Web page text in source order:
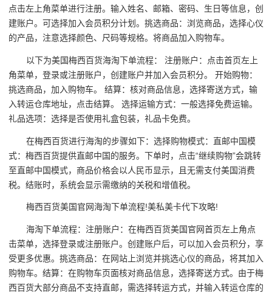
点击左上角菜单进行注册。输入姓名、邮箱、密码、生日等信息，创
建账户。可选择加入会员积分计划。挑选商品：浏览商品，选择心仪
的产品，注意选择颜色、尺码等规格。将商品加入购物车。
以下为美国梅西百货海淘下单流程： 注册账户：点击首页左上
角菜单，登录或注册账户，创建账户并加入会员积分。 开始购物：
挑选商品，加入购物车。 结算：核对商品信息，选择寄送方式，输
入转运仓库地址，点击结算。 选择运输方式：一般选择免费运输。
礼品选项：选择是否使用礼盒包装，礼品卡免费。
在梅西百货进行海淘的步骤如下：选择购物模式：直邮中国模
式：梅西百货提供直邮中国的服务。下单时，点击“继续购物”会跳转
至直邮中国模式，商品价格会以人民币显示，且无需支付美国消费
税。结账时，系统会显示需缴纳的关税和增值税。
梅西百货美国官网海淘下单流程!美私美卡代下攻略!
海淘下单流程：注册账户：在梅西百货美国官网首页左上角点
击菜单，选择登录或注册账户。创建账户后，可以加入会员积分，享
受更多优惠。挑选商品：在网站上浏览并挑选心仪的商品，将其加入
购物车。结算：在购物车页面核对商品信息，选择寄送方式。由于梅
西百货大部分商品不支持直邮，需选择转运方式，并输入转运仓库的